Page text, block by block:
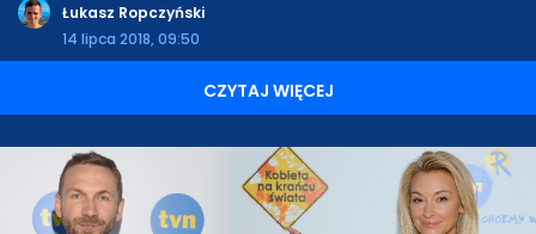
Łukasz Ropczyński
14 lipca 2018, 09:50
CZYTAJ WIĘCEJ